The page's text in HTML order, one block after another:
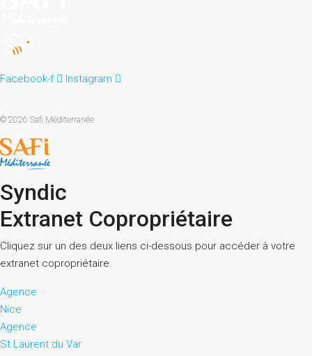
Facebook-f Instagram
© 2026 Safi Méditerranée
Syndic
Extranet Copropriétaire
Cliquez sur un des deux liens ci-dessous pour accéder à votre
extranet copropriétaire.
Agence
Nice
Agence
St Laurent du Var